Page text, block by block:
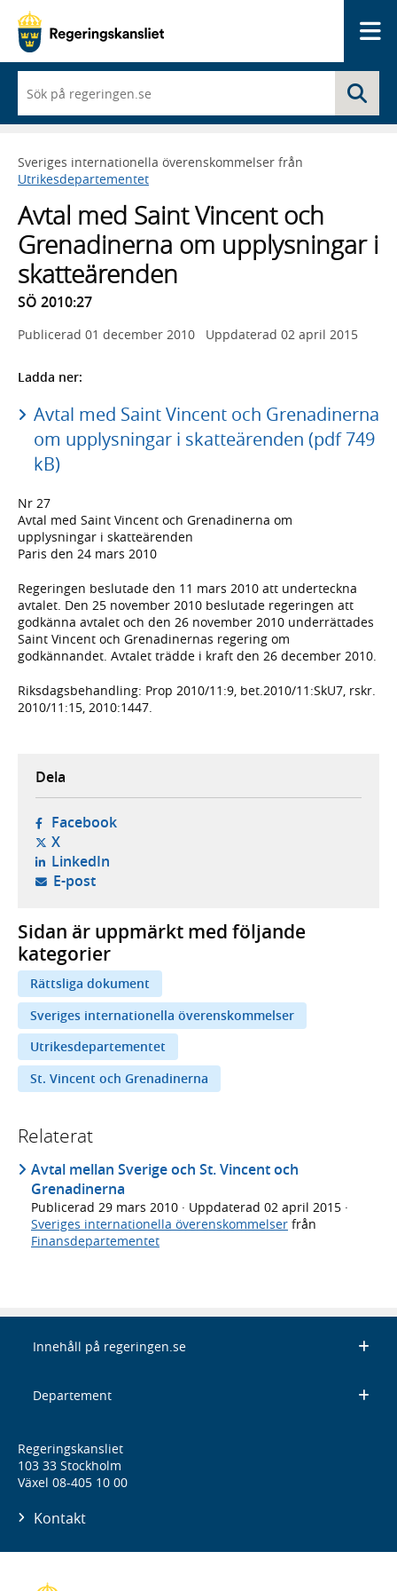
du
börjar
skriva
framträder
en
med
sökförslag
Sveriges internationella överenskommelser från
Utrikesdepartementet
Avtal med Saint Vincent och
Grenadinerna om upplysningar i
skatteärenden
SÖ 2010:27
Publicerad 01 december 2010 Uppdaterad 02 april 2015
Ladda ner:
Avtal med Saint Vincent och Grenadinerna
om upplysningar i skatteärenden (pdf 749
kB)
Nr 27
Avtal med Saint Vincent och Grenadinerna om
upplysningar i skatteärenden
Paris den 24 mars 2010
Regeringen beslutade den 11 mars 2010 att underteckna
avtalet. Den 25 november 2010 beslutade regeringen att
godkänna avtalet och den 26 november 2010 underrättades
Saint Vincent och Grenadinernas regering om
godkännandet. Avtalet trädde i kraft den 26 december 2010.
Riksdagsbehandling: Prop 2010/11:9, bet.2010/11:SkU7, rskr.
2010/11:15, 2010:1447.
Dela
Facebook- öppnas i ny flik, extern webbplats,
X- öppnas i ny flik, extern webbplats,
LinkedIn- öppnas i ny flik, extern webbplats,
E-post- öppnar din e-postklient,
Sidan är uppmärkt med följande
kategorier
Rättsliga dokument
Sveriges internationella överenskommelser
Utrikesdepartementet
St. Vincent och Grenadinerna
Relaterat
Avtal mellan Sverige och St. Vincent och
Grenadinerna
Publicerad 29 mars 2010 · Uppdaterad 02 april 2015 ·
Sveriges internationella överenskommelser från
Finansdepartementet
Innehåll på regeringen.se
Departement
Regeringskansliet
103 33 Stockholm
Växel 08-405 10 00
Kontakt